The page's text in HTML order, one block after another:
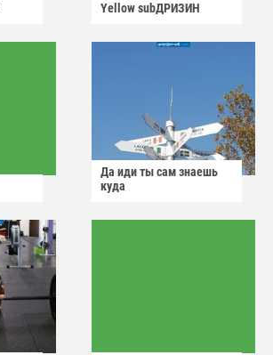
Yellow subДРИЗИН
Да иди ты сам знаешь
куда